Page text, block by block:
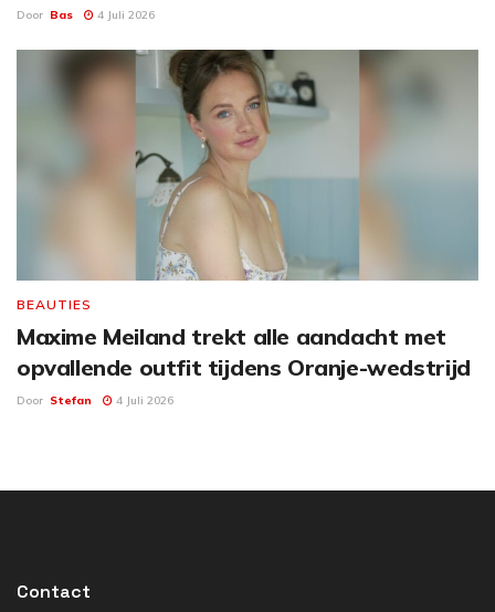
Door Bas 4 Juli 2026
BEAUTIES
Maxime Meiland trekt alle aandacht met
opvallende outfit tijdens Oranje-wedstrijd
Door Stefan 4 Juli 2026
Contact